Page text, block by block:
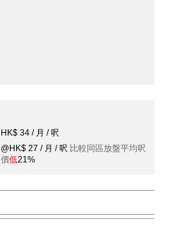
HK$ 34 / 月 / 呎
@HK$ 27 / 月 / 呎 比較同區放盤平均呎
價低21%